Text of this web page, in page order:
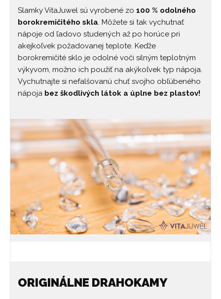
Slamky VitaJuwel sú vyrobené zo 100 % odolného
borokremičitého skla. Môžete si tak vychutnať
nápoje od ľadovo studených až po horúce pri
akejkoľvek požadovanej teplote. Keďže
borokremičité sklo je odolné voči silným teplotným
výkyvom, možno ich použiť na akýkoľvek typ nápoja.
Vychutnajte si nefalšovanú chuť svojho obľúbeného
nápoja bez škodlivých látok a úplne bez plastov!
ORIGINÁLNE DRAHOKAMY